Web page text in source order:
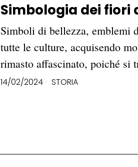
Simbologia dei fiori
Simboli di bellezza, emblemi
tutte le culture, acquisendo
rimasto affascinato, poiché
14/02/2024 STORIA